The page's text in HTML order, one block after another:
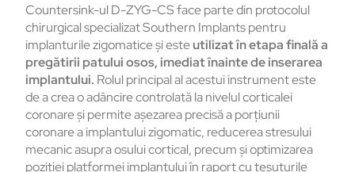
Countersink-ul D-ZYG-CS face parte din protocolul
chirurgical specializat Southern Implants pentru
implanturile zigomatice și esteutilizat în etapa finală a
pregătirii patului osos, imediat înainte de inserarea
implantului. Rolul principal al acestui instrument este
de a crea o adâncire controlată la nivelul corticalei
coronare și permite așezarea precisă a porțiunii
coronare a implantului zigomatic, reducerea stresului
mecanic asupra osului cortical, precum și optimizarea
poziției platformei implantului în raport cu țesuturile